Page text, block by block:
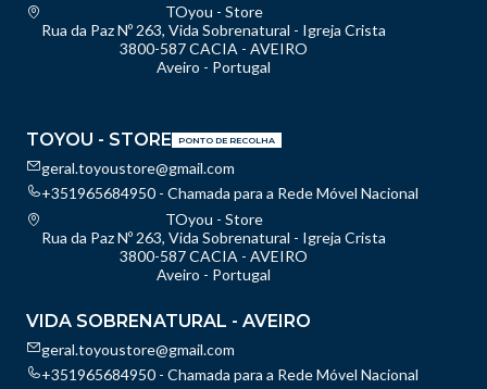
TOyou - Store
Rua da Paz Nº 263, Vida Sobrenatural - Igreja Crista
3800-587 CACIA - AVEIRO
Aveiro - Portugal
TOYOU - STORE PONTO DE RECOLHA
geral.toyoustore@gmail.com
+351965684950 - Chamada para a Rede Móvel Nacional
TOyou - Store
Rua da Paz Nº 263, Vida Sobrenatural - Igreja Crista
3800-587 CACIA - AVEIRO
Aveiro - Portugal
VIDA SOBRENATURAL - AVEIRO
geral.toyoustore@gmail.com
+351965684950 - Chamada para a Rede Móvel Nacional